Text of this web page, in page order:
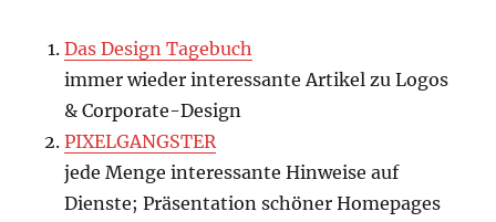
Das Design Tagebuch
immer wieder interessante Artikel zu Logos
& Corporate-Design
PIXELGANGSTER
jede Menge interessante Hinweise auf
Dienste; Präsentation schöner Homepages